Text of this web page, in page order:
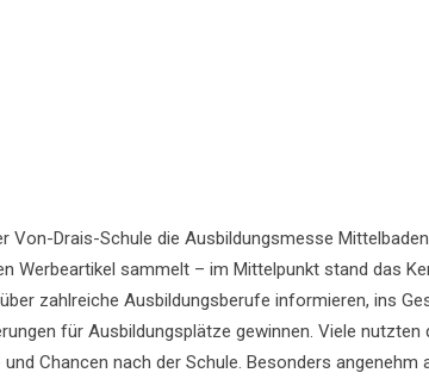
Drais-Schule die Ausbildungsmesse
Werbeartikel sammelt – im Mittelpunkt stand das
zahlreiche Ausbildungsberufe informieren, ins
für Ausbildungsplätze gewinnen. Viele nutzten
Chancen nach der Schule. Besonders angenehm